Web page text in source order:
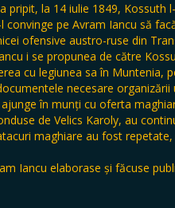
pripit, la 14 iulie 1849, Kossuth
convinge pe Avram Iancu să
ofensive austro-ruse din
i se propunea de către
cu legiunea sa în
necesare
în munți cu oferta
de Velics Karoly, au
maghiare au fost
Iancu elaborase și făcuse